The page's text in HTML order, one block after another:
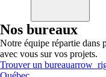
Nos bureaux
Notre équipe répartie dans
avec vous sur vos projets.
Trouver un bureau